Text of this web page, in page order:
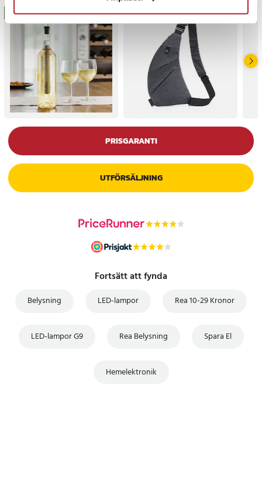
BÄSTSÄLJARE BÄSTSÄLJARE
PRISGARANTI
UTFÖRSÄLJNING
Fortsätt att fynda
Belysning LED-lampor Rea 10-29 Kronor
LED-lampor G9 Rea Belysning Spara El
Hemelektronik